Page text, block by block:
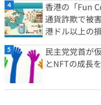
香港の「Fun
通貨詐欺で被
港ドル以上の
民主党党首が
とNFTの成長